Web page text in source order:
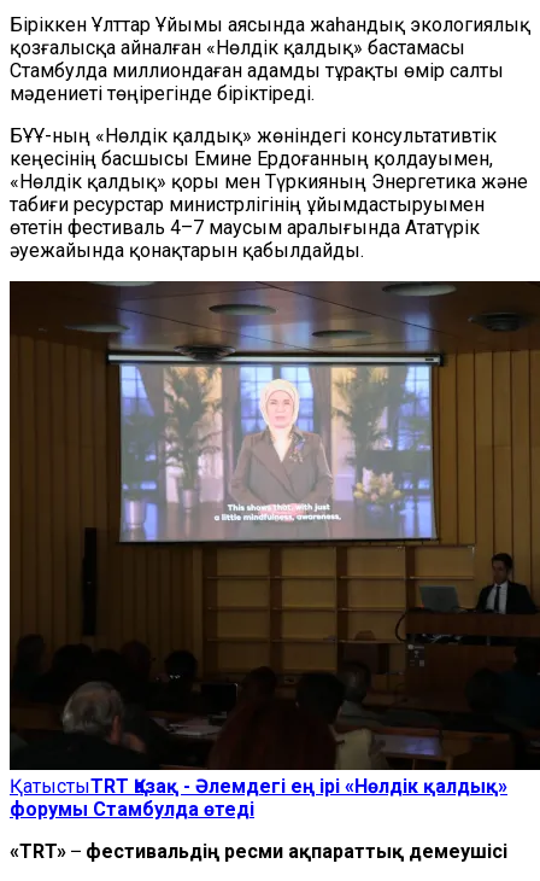
Біріккен Ұлттар Ұйымы аясында жаһандық экологиялық
қозғалысқа айналған «Нөлдік қалдық» бастамасы
Стамбулда миллиондаған адамды тұрақты өмір салты
мәдениеті төңірегінде біріктіреді.
БҰҰ-ның «Нөлдік қалдық» жөніндегі консультативтік
кеңесінің басшысы Емине Ердоғанның қолдауымен,
«Нөлдік қалдық» қоры мен Түркияның Энергетика және
табиғи ресурстар министрлігінің ұйымдастыруымен
өтетін фестиваль 4–7 маусым аралығында Ататүрік
әуежайында қонақтарын қабылдайды.
ҚатыстыTRT Қазақ - Әлемдегі ең ірі «Нөлдік қалдық»
форумы Стамбулда өтеді
«TRT» ̶ фестивальдің ресми ақпараттық демеушісі